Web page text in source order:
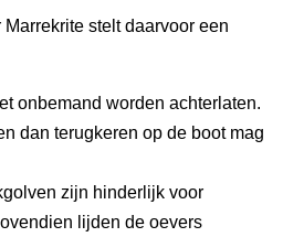
stelt daarvoor een
onbemand worden achterlaten.
dan terugkeren op de boot mag
zijn hinderlijk voor
lijden de oevers